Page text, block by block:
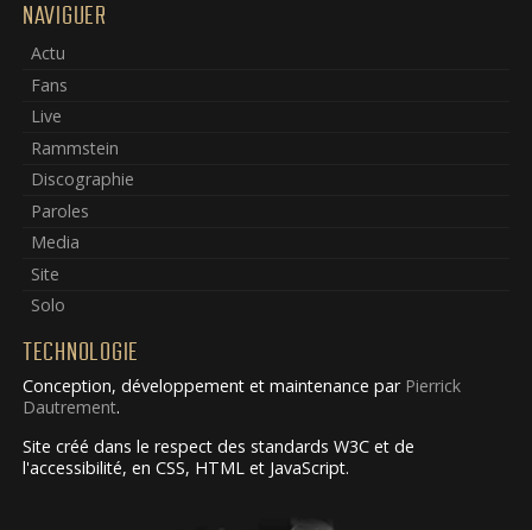
NAVIGUER
Actu
Fans
Live
Rammstein
Discographie
Paroles
Media
Site
Solo
TECHNOLOGIE
Conception, développement et maintenance par Pierrick
Dautrement.
Site créé dans le respect des standards W3C et de
l'accessibilité, en CSS, HTML et JavaScript.